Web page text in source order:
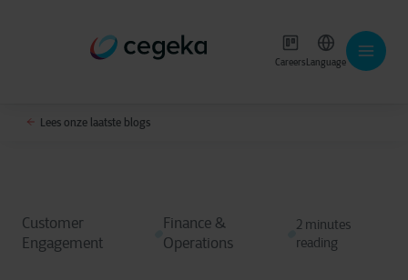
CareersLanguage
Lees onze laatste blogs
Customer
Engagement
Finance &
Operations
2 minutes
reading